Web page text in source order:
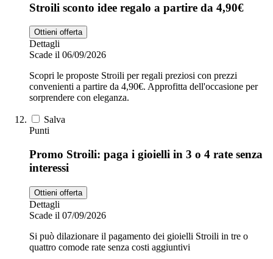
Stroili sconto idee regalo a partire da 4,90€
Ottieni offerta
Dettagli
Scade il 06/09/2026
Scopri le proposte Stroili per regali preziosi con prezzi
convenienti a partire da 4,90€. Approfitta dell'occasione per
sorprendere con eleganza.
Salva
Punti
Promo Stroili: paga i gioielli in 3 o 4 rate senza
interessi
Ottieni offerta
Dettagli
Scade il 07/09/2026
Si può dilazionare il pagamento dei gioielli Stroili in tre o
quattro comode rate senza costi aggiuntivi